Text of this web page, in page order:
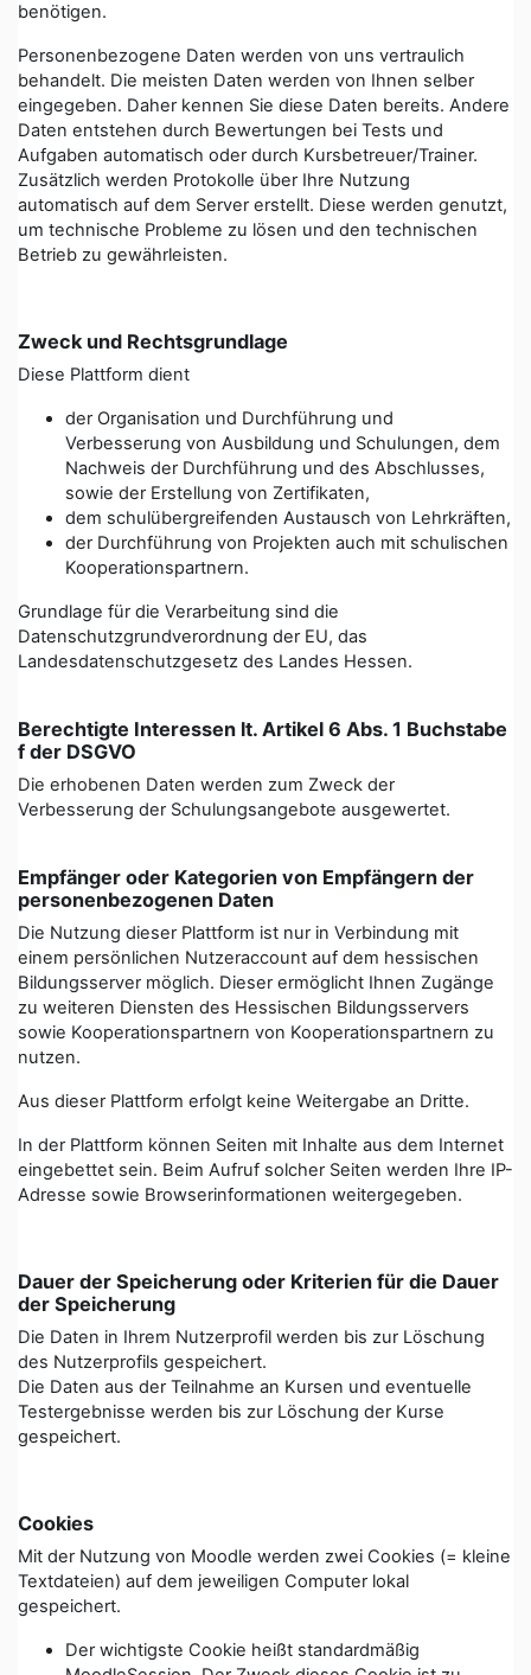
benötigen.
Personenbezogene Daten werden von uns vertraulich
behandelt. Die meisten Daten werden von Ihnen selber
eingegeben. Daher kennen Sie diese Daten bereits. Andere
Daten entstehen durch Bewertungen bei Tests und
Aufgaben automatisch oder durch Kursbetreuer/Trainer.
Zusätzlich werden Protokolle über Ihre Nutzung
automatisch auf dem Server erstellt. Diese werden genutzt,
um technische Probleme zu lösen und den technischen
Betrieb zu gewährleisten.
Zweck und Rechtsgrundlage
Diese Plattform dient
der Organisation und Durchführung und
Verbesserung von Ausbildung und Schulungen, dem
Nachweis der Durchführung und des Abschlusses,
sowie der Erstellung von Zertifikaten,
dem schulübergreifenden Austausch von Lehrkräften,
der Durchführung von Projekten auch mit schulischen
Kooperationspartnern.
Grundlage für die Verarbeitung sind die
Datenschutzgrundverordnung der EU, das
Landesdatenschutzgesetz des Landes Hessen.
Berechtigte Interessen lt. Artikel 6 Abs. 1 Buchstabe
f der DSGVO
Die erhobenen Daten werden zum Zweck der
Verbesserung der Schulungsangebote ausgewertet.
Empfänger oder Kategorien von Empfängern der
personenbezogenen Daten
Die Nutzung dieser Plattform ist nur in Verbindung mit
einem persönlichen Nutzeraccount auf dem hessischen
Bildungsserver möglich. Dieser ermöglicht Ihnen Zugänge
zu weiteren Diensten des Hessischen Bildungsservers
sowie Kooperationspartnern von Kooperationspartnern zu
nutzen.
Aus dieser Plattform erfolgt keine Weitergabe an Dritte.
In der Plattform können Seiten mit Inhalte aus dem Internet
eingebettet sein. Beim Aufruf solcher Seiten werden Ihre IP-
Adresse sowie Browserinformationen weitergegeben.
Dauer der Speicherung oder Kriterien für die Dauer
der Speicherung
Die Daten in Ihrem Nutzerprofil werden bis zur Löschung
des Nutzerprofils gespeichert.
Die Daten aus der Teilnahme an Kursen und eventuelle
Testergebnisse werden bis zur Löschung der Kurse
gespeichert.
Cookies
Mit der Nutzung von Moodle werden zwei Cookies (= kleine
Textdateien) auf dem jeweiligen Computer lokal
gespeichert.
Der wichtigste Cookie heißt standardmäßig